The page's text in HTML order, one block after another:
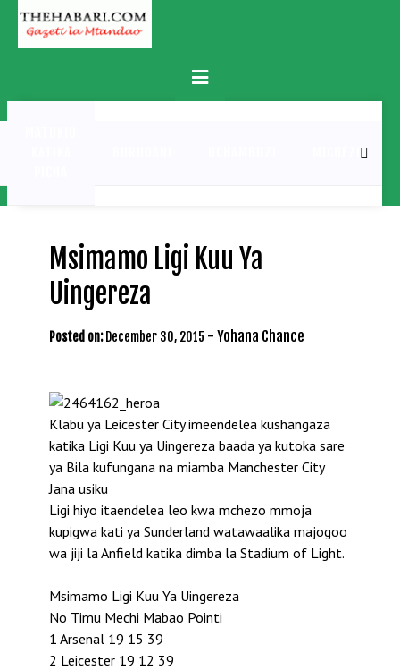
Skip
content
Primary
Menu
MICHEZO
Msimamo Ligi Kuu Ya
Uingereza
Posted on: December 30, 2015 - Yohana Chance
Klabu ya Leicester City imeendelea kushangaza
katika Ligi Kuu ya Uingereza baada ya kutoka sare
ya Bila kufungana na miamba Manchester City
Jana usiku
Ligi hiyo itaendelea leo kwa mchezo mmoja
kupigwa kati ya Sunderland watawaalika majogoo
wa jiji la Anfield katika dimba la Stadium of Light.
Msimamo Ligi Kuu Ya Uingereza
No Timu Mechi Mabao Pointi
1 Arsenal 19 15 39
2 Leicester 19 12 39